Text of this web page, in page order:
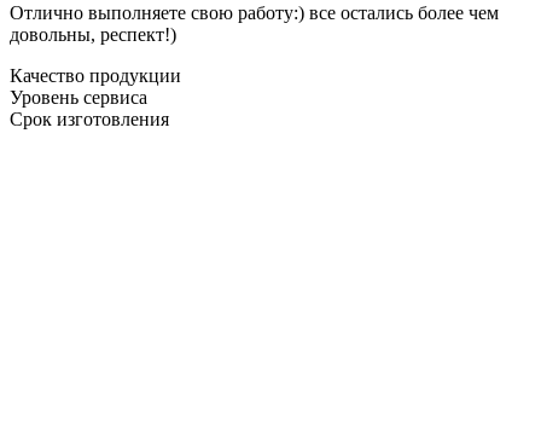
Отлично выполняете свою работу:) все остались более чем
довольны, респект!)
Качество продукции
Уровень сервиса
Срок изготовления